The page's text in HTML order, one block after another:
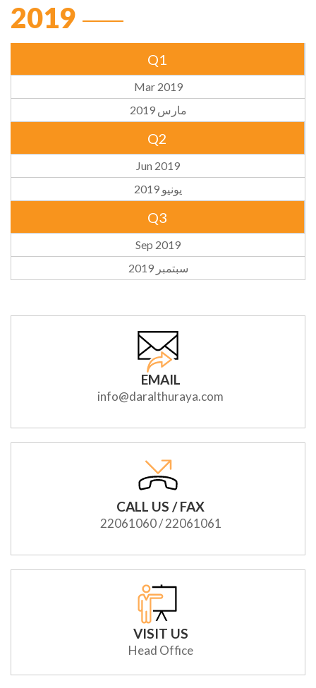
2019
Q1
Mar 2019
مارس 2019
Q2
Jun 2019
يونيو 2019
Q3
Sep 2019
سبتمبر 2019
EMAIL
info@daralthuraya.com
CALL US / FAX
22061060 / 22061061
VISIT US
Head Office